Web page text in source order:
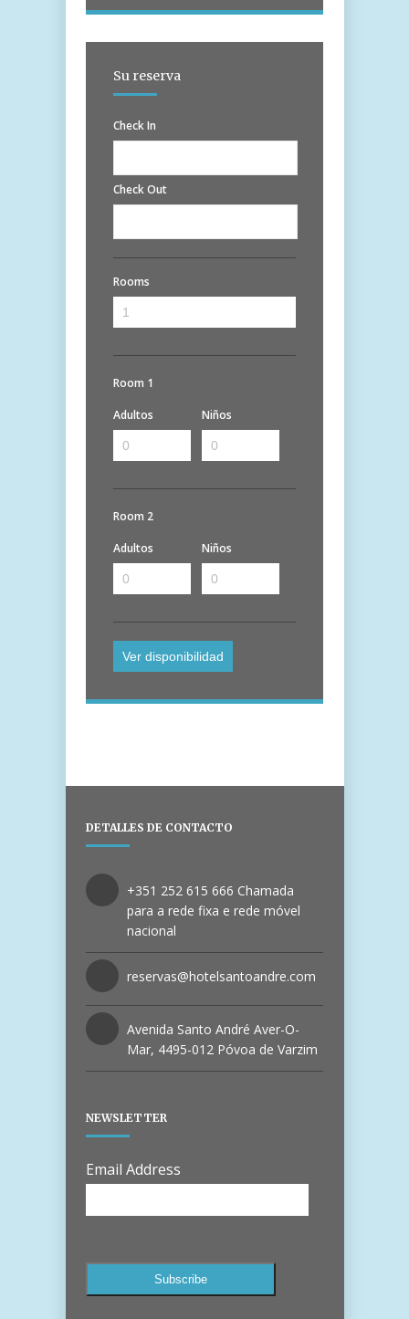
Su reserva
Check In
Check Out
Rooms
Room 1
Adultos Niños
Room 2
Adultos Niños
DETALLES DE CONTACTO
+351 252 615 666 Chamada
para a rede fixa e rede móvel
nacional
reservas@hotelsantoandre.com
Avenida Santo André Aver-O-
Mar, 4495-012 Póvoa de Varzim
NEWSLETTER
Email Address